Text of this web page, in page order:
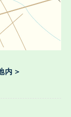
内＞